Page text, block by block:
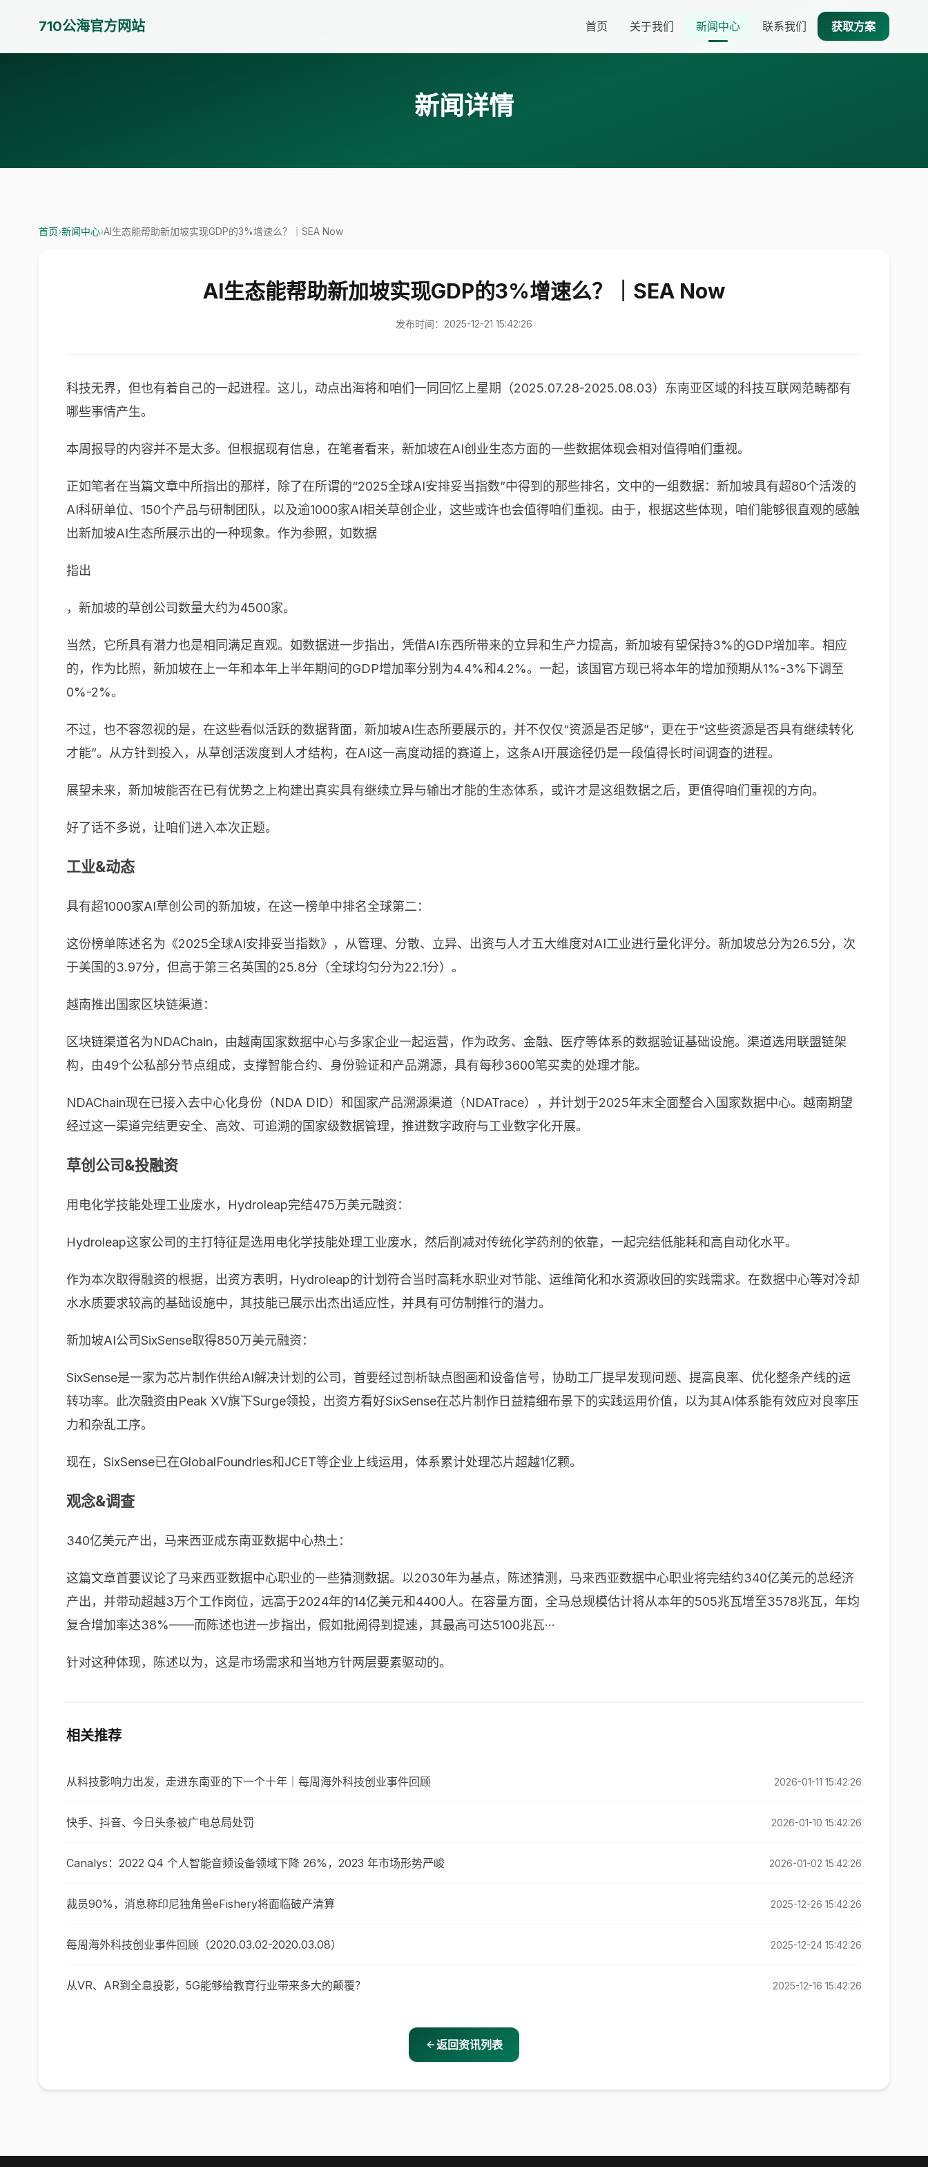
710公海官方网站 首页 关于我们 新闻中心 联系我们 获取方案
新闻详情
首页›新闻中心›AI生态能帮助新加坡实现GDP的3%增速么？｜SEA Now
AI生态能帮助新加坡实现GDP的3%增速么？｜SEA Now
发布时间：2025-12-21 15:42:26
科技无界，但也有着自己的一起进程。这儿，动点出海将和咱们一同回忆上星期（2025.07.28-2025.08.03）东南亚区域的科技互联网范畴都有
哪些事情产生。
本周报导的内容并不是太多。但根据现有信息，在笔者看来，新加坡在AI创业生态方面的一些数据体现会相对值得咱们重视。
正如笔者在当篇文章中所指出的那样，除了在所谓的“2025全球AI安排妥当指数”中得到的那些排名，文中的一组数据：新加坡具有超80个活泼的
AI科研单位、150个产品与研制团队，以及逾1000家AI相关草创企业，这些或许也会值得咱们重视。由于，根据这些体现，咱们能够很直观的感触
出新加坡AI生态所展示出的一种现象。作为参照，如数据
指出
，新加坡的草创公司数量大约为4500家。
当然，它所具有潜力也是相同满足直观。如数据进一步指出，凭借AI东西所带来的立异和生产力提高，新加坡有望保持3%的GDP增加率。相应
的，作为比照，新加坡在上一年和本年上半年期间的GDP增加率分别为4.4%和4.2%。一起，该国官方现已将本年的增加预期从1%-3%下调至
0%-2%。
不过，也不容忽视的是，在这些看似活跃的数据背面，新加坡AI生态所要展示的，并不仅仅“资源是否足够”，更在于“这些资源是否具有继续转化
才能”。从方针到投入，从草创活泼度到人才结构，在AI这一高度动摇的赛道上，这条AI开展途径仍是一段值得长时间调查的进程。
展望未来，新加坡能否在已有优势之上构建出真实具有继续立异与输出才能的生态体系，或许才是这组数据之后，更值得咱们重视的方向。
好了话不多说，让咱们进入本次正题。
工业&动态
具有超1000家AI草创公司的新加坡，在这一榜单中排名全球第二：
这份榜单陈述名为《2025全球AI安排妥当指数》，从管理、分散、立异、出资与人才五大维度对AI工业进行量化评分。新加坡总分为26.5分，次
于美国的3.97分，但高于第三名英国的25.8分（全球均匀分为22.1分）。
越南推出国家区块链渠道：
区块链渠道名为NDAChain，由越南国家数据中心与多家企业一起运营，作为政务、金融、医疗等体系的数据验证基础设施。渠道选用联盟链架
构，由49个公私部分节点组成，支撑智能合约、身份验证和产品溯源，具有每秒3600笔买卖的处理才能。
NDAChain现在已接入去中心化身份（NDA DID）和国家产品溯源渠道（NDATrace），并计划于2025年末全面整合入国家数据中心。越南期望
经过这一渠道完结更安全、高效、可追溯的国家级数据管理，推进数字政府与工业数字化开展。
草创公司&投融资
用电化学技能处理工业废水，Hydroleap完结475万美元融资：
Hydroleap这家公司的主打特征是选用电化学技能处理工业废水，然后削减对传统化学药剂的依靠，一起完结低能耗和高自动化水平。
作为本次取得融资的根据，出资方表明，Hydroleap的计划符合当时高耗水职业对节能、运维简化和水资源收回的实践需求。在数据中心等对冷却
水水质要求较高的基础设施中，其技能已展示出杰出适应性，并具有可仿制推行的潜力。
新加坡AI公司SixSense取得850万美元融资：
SixSense是一家为芯片制作供给AI解决计划的公司，首要经过剖析缺点图画和设备信号，协助工厂提早发现问题、提高良率、优化整条产线的运
转功率。此次融资由Peak XV旗下Surge领投，出资方看好SixSense在芯片制作日益精细布景下的实践运用价值，以为其AI体系能有效应对良率压
力和杂乱工序。
现在，SixSense已在GlobalFoundries和JCET等企业上线运用，体系累计处理芯片超越1亿颗。
观念&调查
340亿美元产出，马来西亚成东南亚数据中心热土：
这篇文章首要议论了马来西亚数据中心职业的一些猜测数据。以2030年为基点，陈述猜测，马来西亚数据中心职业将完结约340亿美元的总经济
产出，并带动超越3万个工作岗位，远高于2024年的14亿美元和4400人。在容量方面，全马总规模估计将从本年的505兆瓦增至3578兆瓦，年均
复合增加率达38%——而陈述也进一步指出，假如批阅得到提速，其最高可达5100兆瓦···
针对这种体现，陈述以为，这是市场需求和当地方针两层要素驱动的。
相关推荐
从科技影响力出发，走进东南亚的下一个十年｜每周海外科技创业事件回顾 2026-01-11 15:42:26
快手、抖音、今日头条被广电总局处罚 2026-01-10 15:42:26
Canalys：2022 Q4 个人智能音频设备领域下降 26%，2023 年市场形势严峻 2026-01-02 15:42:26
裁员90%，消息称印尼独角兽eFishery将面临破产清算 2025-12-26 15:42:26
每周海外科技创业事件回顾（2020.03.02-2020.03.08） 2025-12-24 15:42:26
从VR、AR到全息投影，5G能够给教育行业带来多大的颠覆？ 2025-12-16 15:42:26
返回资讯列表